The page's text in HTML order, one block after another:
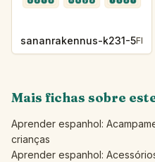
sananrakennus-k231-5FI
Mais fichas sobre
Aprender espanhol:
crianças
Aprender espanhol: